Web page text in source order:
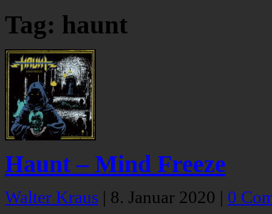
Tag: haunt
Haunt – Mind Freeze
Walter Kraus | 8. Januar 2020 | 0